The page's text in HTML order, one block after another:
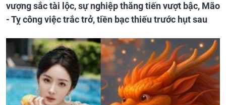
vượng sắc tài lộc, sự nghiệp thăng tiến vượt bậc, Mão
- Tỵ công việc trắc trở, tiền bạc thiếu trước hụt sau